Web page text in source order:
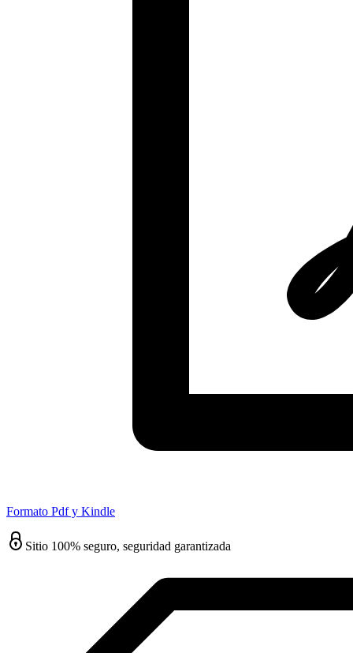
Formato Pdf y Kindle
Sitio 100% seguro, seguridad garantizada